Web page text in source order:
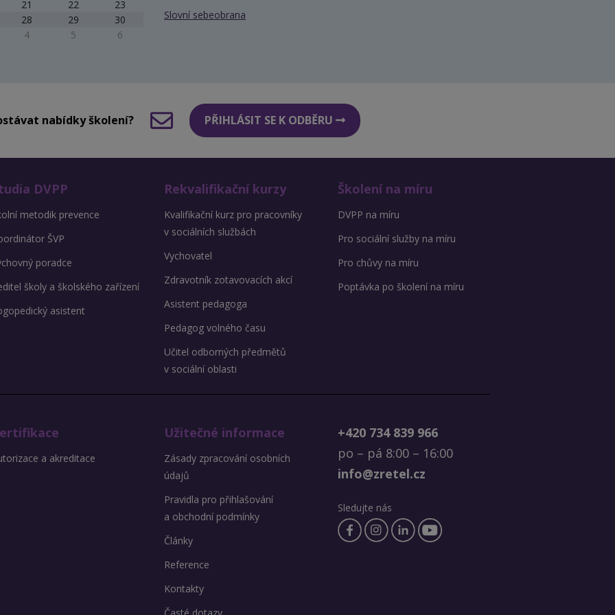
21 22
23
28
29
30
4
5 6
Slovní sebeobrana
nabídky školení? PŘIHLÁSIT SE K ODBĚRU
DVPP
metodik prevence
ŠVP
poradce
školy a školského zařízení
asistent
Rekvalifikační kurzy
Kvalifikační kurz pro pracovníky
v sociálních službách
Vychovatel
Zdravotník zotavovacích akcí
Asistent pedagoga
Pedagog volného času
Učitel odborných předmětů
v sociální oblasti
Školení na míru
DVPP na míru
Pro sociální služby na míru
Pro chůvy na míru
Poptávka po školení na míru
a akreditace
Užitečné informace
Zásady zpracování osobních
údajů
Pravidla pro přihlašování
a obchodní podmínky
Články
Reference
Kontakty
Časté dotazy
+420 734 839 966
po – pá 8:00 – 16:00
info@zretel.cz
Sledujte nás